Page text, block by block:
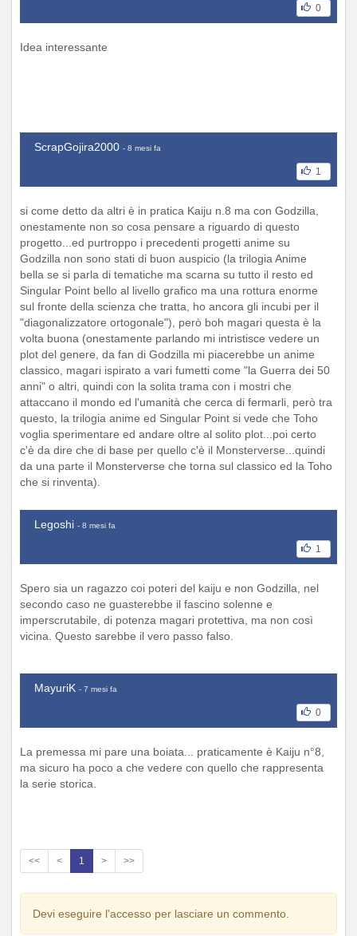
0
Idea interessante
ScrapGojira2000 - 8 mesi fa
1
si come detto da altri è in pratica Kaiju n.8 ma con Godzilla,
onestamente non so cosa pensare a riguardo di questo
progetto...ed purtroppo i precedenti progetti anime su
Godzilla non sono stati di buon auspicio (la trilogia Anime
bella se si parla di tematiche ma scarna su tutto il resto ed
Singular Point bello al livello grafico ma una rottura enorme
sul fronte della scienza che tratta, ho ancora gli incubi per il
"diagonalizzatore ortogonale"), però boh magari questa è la
volta buona (onestamente parlando mi intristisce vedere un
plot del genere, da fan di Godzilla mi piacerebbe un anime
classico, magari ispirato a vari fumetti come "la Guerra dei 50
anni" o altri, quindi con la solita trama con i mostri che
attaccano il mondo ed l'umanità che cerca di fermarli, però tra
questo, la trilogia anime ed Singular Point si vede che Toho
voglia sperimentare ed andare oltre al solito plot...poi certo
c'è da dire che di base per quello c'è il Monsterverse...quindi
da una parte il Monsterverse che torna sul classico ed la Toho
che si rinventa).
Legoshi - 8 mesi fa
1
Spero sia un ragazzo coi poteri del kaiju e non Godzilla, nel
secondo caso ne guasterebbe il fascino solenne e
imperscrutabile, di potenza magari protettiva, ma non così
vicina. Questo sarebbe il vero passo falso.
MayuriK - 7 mesi fa
0
La premessa mi pare una boiata... praticamente è Kaiju n°8,
ma sicuro ha poco a che vedere con quello che rappresenta
la serie storica.
<< < 1 > >>
Devi eseguire l'accesso per lasciare un commento.